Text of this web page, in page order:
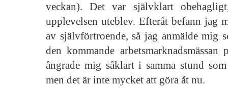
veckan). Det var självklart
upplevelsen uteblev. Efteråt befann jag
av självförtroende, så jag anmälde mig
den kommande arbetsmarknadsmässan
ångrade mig såklart i samma stund
men det är inte mycket att göra åt nu.